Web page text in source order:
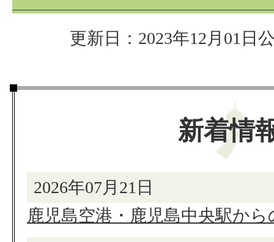
更新日：2023年12月01日
新着情
2026年07月21日
鹿児島空港・鹿児島中央駅か